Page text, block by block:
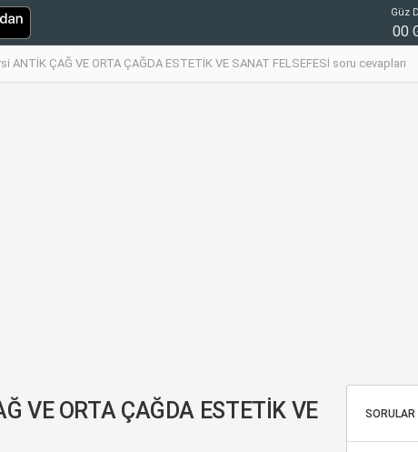
Güz
00
ANTİK ÇAĞ VE ORTA ÇAĞDA ESTETİK VE SANAT FELSEFESİ soru cevapları
VE ORTA ÇAĞDA ESTETİK VE
SORULAR